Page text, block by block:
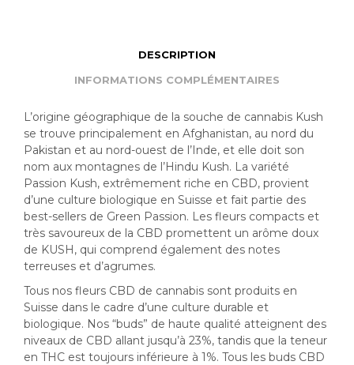
DESCRIPTION
INFORMATIONS COMPLÉMENTAIRES
L’origine géographique de la souche de cannabis Kush
se trouve principalement en Afghanistan, au nord du
Pakistan et au nord-ouest de l’Inde, et elle doit son
nom aux montagnes de l’Hindu Kush. La variété
Passion Kush, extrêmement riche en CBD, provient
d’une culture biologique en Suisse et fait partie des
best-sellers de Green Passion. Les fleurs compacts et
très savoureux de la CBD promettent un arôme doux
de KUSH, qui comprend également des notes
terreuses et d’agrumes.
Tous nos fleurs CBD de cannabis sont produits en
Suisse dans le cadre d’une culture durable et
biologique. Nos “buds” de haute qualité atteignent des
niveaux de CBD allant jusqu’à 23%, tandis que la teneur
en THC est toujours inférieure à 1%. Tous les buds CBD